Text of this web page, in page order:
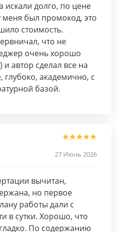
искали долго, по цене
был промокод, это
стоимость.
что не
очень хорошо
и автор сделал все на
академично, с
базой.
27 Июнь 2026
вычитан,
но первое
работы дали с
в сутки. Хорошо, что
По содержанию